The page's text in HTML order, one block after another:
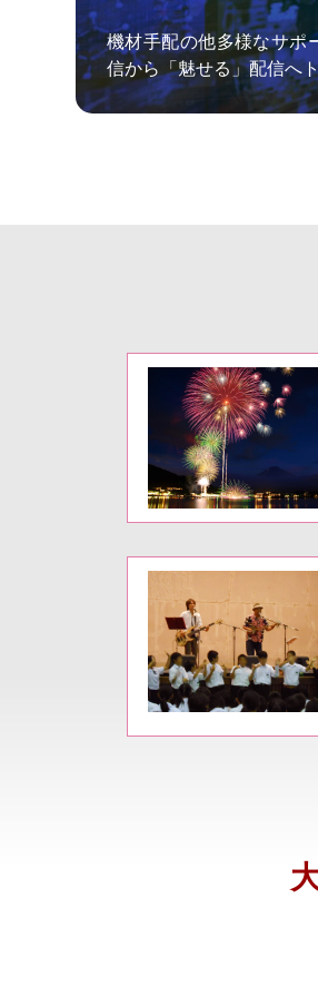
機材手配の他多様なサポ
信から「魅せる」配信へ